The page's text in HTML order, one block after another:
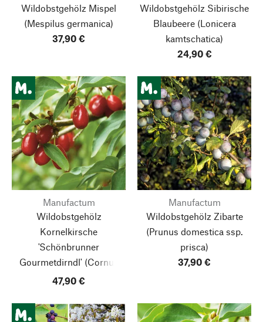
Wildobstgehölz Mispel
(Mespilus germanica)
37,90 €
Wildobstgehölz Sibirische
Blaubeere(Lonicera
kamtschatica)
24,90 €
Manufactum
Wildobstgehölz
Kornelkirsche
'Schönbrunner
Gourmetdirndl'(Cornus
mas)
47,90 €
Manufactum
Wildobstgehölz Zibarte
(Prunus domestica ssp.
prisca)
37,90 €